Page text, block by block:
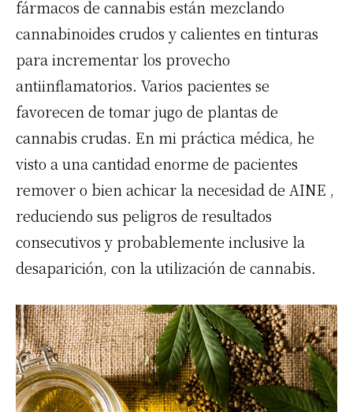
fármacos de cannabis están mezclando
cannabinoides crudos y calientes en tinturas
para incrementar los provecho
antiinflamatorios. Varios pacientes se
favorecen de tomar jugo de plantas de
cannabis crudas. En mi práctica médica, he
visto a una cantidad enorme de pacientes
remover o bien achicar la necesidad de AINE ,
reduciendo sus peligros de resultados
consecutivos y probablemente inclusive la
desaparición, con la utilización de cannabis.